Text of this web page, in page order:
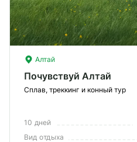
Алтай
Почувствуй Алтай
Сплав, треккинг и конный тур
10 дней
Вид отдыха